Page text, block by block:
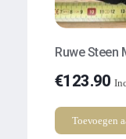
Ruwe Steen
€123.90
Toevoegen